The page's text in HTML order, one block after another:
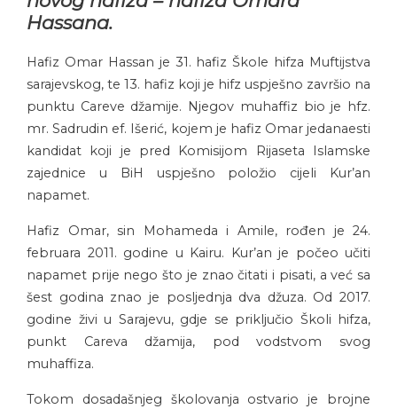
Hassana.
Hafiz Omar Hassan je 31. hafiz Škole hifza Muftijstva
sarajevskog, te 13. hafiz koji je hifz uspješno završio na
punktu Careve džamije. Njegov muhaffiz bio je hfz.
mr. Sadrudin ef. Išerić, kojem je hafiz Omar jedanaesti
kandidat koji je pred Komisijom Rijaseta Islamske
zajednice u BiH uspješno položio cijeli Kur’an
napamet.
Hafiz Omar, sin Mohameda i Amile, rođen je 24.
februara 2011. godine u Kairu. Kur’an je počeo učiti
napamet prije nego što je znao čitati i pisati, a već sa
šest godina znao je posljednja dva džuza. Od 2017.
godine živi u Sarajevu, gdje se priključio Školi hifza,
punkt Careva džamija, pod vodstvom svog
muhaffiza.
Tokom dosadašnjeg školovanja ostvario je brojne